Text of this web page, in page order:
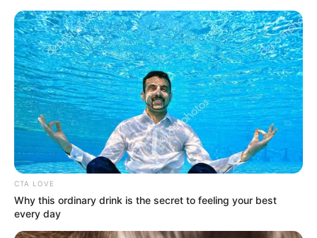
Salshabilla Adriani Cut Syifa
TULIS KOMENTAR
Alamat email Anda tidak akan dipublikasikan.
CTA LOVE
Why this ordinary drink is the secret to feeling your best
every day